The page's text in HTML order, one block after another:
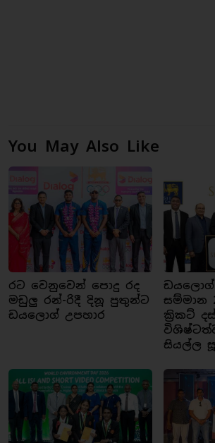
You May Also Like
රට වෙනුවෙන් පොදු රද
මඩුලු රන්-රිදී දිනූ පුතුන්ට
ඩයලොග් උපහාර
ඩයලොග්
සම්මාන
ක්‍රිකට්
සියල්ල